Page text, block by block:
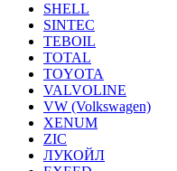
SHELL
SINTEC
TEBOIL
TOTAL
TOYOTA
VALVOLINE
VW (Volkswagen)
XENUM
ZIC
ЛУКОЙЛ